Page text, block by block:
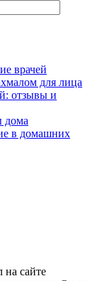
врачей
для лица
отзывы и
дома
в домашних
сайте